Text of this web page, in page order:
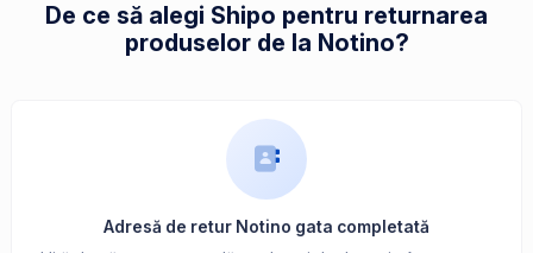
De ce să alegi Shipo pentru returnarea
produselor de la Notino?
Adresă de retur Notino gata completată